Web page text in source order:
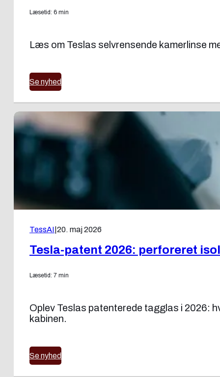
Læsetid: 6 min
Læs om Teslas selvrensende kamerlinse
Se nyhed
TessAI 20. maj 2026
Tesla-patent 2026: perforeret
Læsetid: 7 min
Oplev Teslas patenterede tagglas i 2026:
kabinen.
Se nyhed